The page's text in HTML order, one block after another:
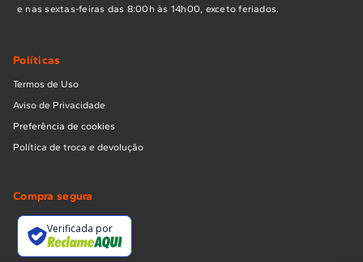
e nas sextas-feiras das 8:00h às 14h00, exceto feriados.
Políticas
Termos de Uso
Aviso de Privacidade
Preferência de cookies
Política de troca e devolução
Compra segura
Verificada por